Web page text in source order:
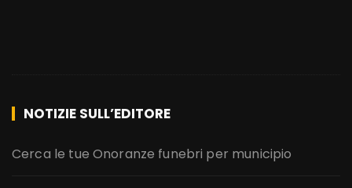
NOTIZIE SULL’EDITORE
Cerca le tue Onoranze funebri per municipio